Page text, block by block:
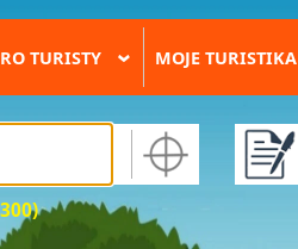
TURISTY › MOJE TURISTIKA